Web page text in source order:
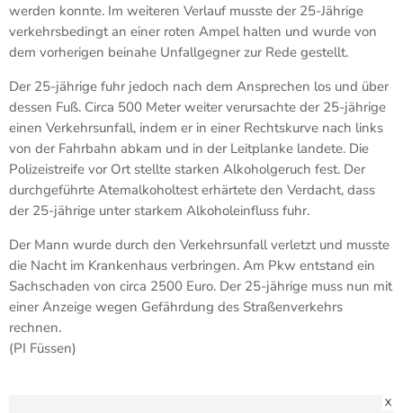
werden konnte. Im weiteren Verlauf musste der 25-Jährige
verkehrsbedingt an einer roten Ampel halten und wurde von
dem vorherigen beinahe Unfallgegner zur Rede gestellt.
Der 25-jährige fuhr jedoch nach dem Ansprechen los und über
dessen Fuß. Circa 500 Meter weiter verursachte der 25-jährige
einen Verkehrsunfall, indem er in einer Rechtskurve nach links
von der Fahrbahn abkam und in der Leitplanke landete. Die
Polizeistreife vor Ort stellte starken Alkoholgeruch fest. Der
durchgeführte Atemalkoholtest erhärtete den Verdacht, dass
der 25-jährige unter starkem Alkoholeinfluss fuhr.
Der Mann wurde durch den Verkehrsunfall verletzt und musste
die Nacht im Krankenhaus verbringen. Am Pkw entstand ein
Sachschaden von circa 2500 Euro. Der 25-jährige muss nun mit
einer Anzeige wegen Gefährdung des Straßenverkehrs
rechnen.
(PI Füssen)
X